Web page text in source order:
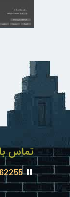
تماس
0935-5362255